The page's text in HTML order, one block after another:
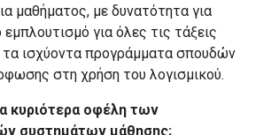
μαθήματος, με δυνατότητα για
για όλες τις τάξεις
ισχύοντα προγράμματα σπουδών
στη χρήση του λογισμικού.
κυριότερα οφέλη των
συστημάτων μάθησης;